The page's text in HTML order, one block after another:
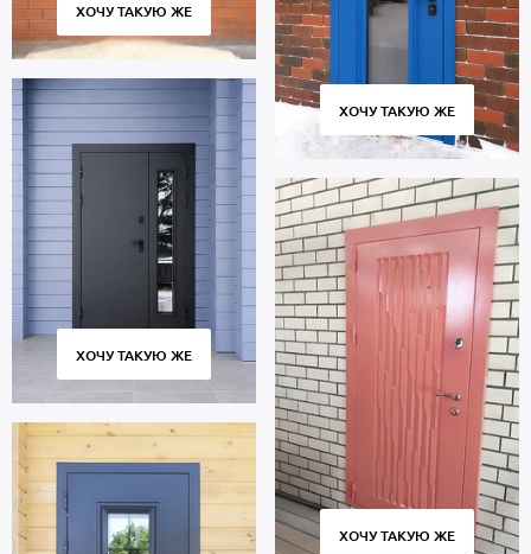
ХОЧУ ТАКУЮ ЖЕ
ХОЧУ ТАКУЮ ЖЕ
ХОЧУ ТАКУЮ ЖЕ
ХОЧУ ТАКУЮ ЖЕ